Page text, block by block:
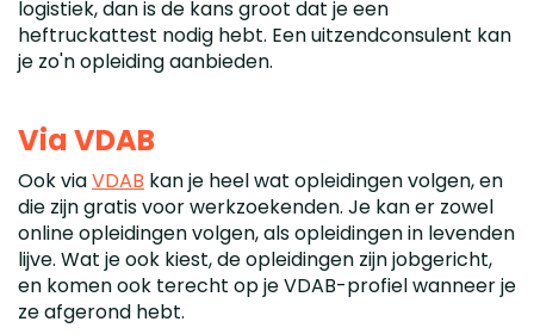
logistiek, dan is de kans groot dat je een
heftruckattest nodig hebt. Een uitzendconsulent kan
je zo'n opleiding aanbieden.
Via VDAB
Ook viaVDAB kan je heel wat opleidingen volgen, en
die zijn gratis voor werkzoekenden. Je kan er zowel
online opleidingen volgen, als opleidingen in levenden
lijve. Wat je ook kiest, de opleidingen zijn jobgericht,
en komen ook terecht op je VDAB-profiel wanneer je
ze afgerond hebt.